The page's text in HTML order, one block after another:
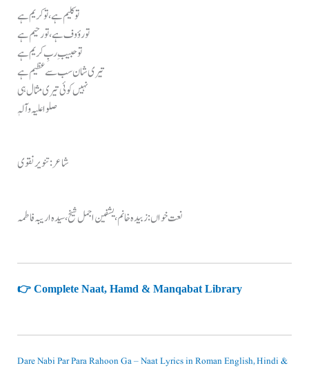
تو کلیم ہے، تو کریم ہے
تو رؤوف ہے، تو رحیم ہے
تو حبیبِ ربِ کریم ہے
تیری شان سب سے عظیم ہے
نہیں کوئی تیری مثال ہی
صلوا علیہ وآلہٖ
شاعر: تنویر نقوی
نعت خواں: زبیدہ خانم، یشفین اجمل شیخ، سیدہ اریبہ فاطمہ
👉 Complete Naat, Hamd & Manqabat Library
Dare Nabi Par Para Rahoon Ga – Naat Lyrics in Roman English, Hindi &